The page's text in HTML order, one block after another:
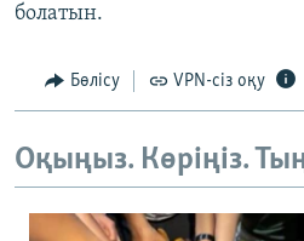
болатын.
Бөлісу VPN-сіз оқу
Оқыңыз. Көріңіз.